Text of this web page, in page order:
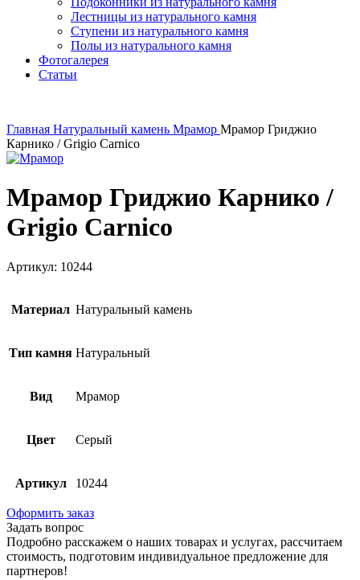
Лестницы из натурального камня
Ступени из натурального камня
Полы из натурального камня
Фотогалерея
Статьи
Главная Натуральный камень Мрамор Мрамор Гриджио
Карнико / Grigio Carnico
Мрамор Гриджио Карнико /
Grigio Carnico
Артикул: 10244
Материал Натуральный камень
Тип камня Натуральный
Вид Мрамор
Цвет Серый
Артикул 10244
Оформить заказ
Задать вопрос
Подробно расскажем о наших товарах и услугах, рассчитаем
стоимость, подготовим индивидуальное предложение для
партнеров!